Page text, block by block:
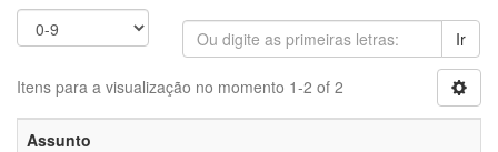
Ir
Itens para a visualização no momento 1-2 of 2
Assunto